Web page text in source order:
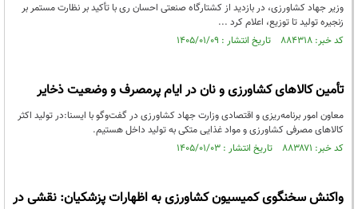
وزیر جهاد کشاورزی، در بازدید از کشتارگاه صنعتی احسان ری با تأکید بر نظارت مستمر بر
زنجیره تولید تا توزیع، اعلام کرد ...
کد خبر: ۸۸۴۳۱۸ تاریخ انتشار : ۱۴۰۵/۰۱/۰۹
تأمین کالاهای کشاورزی و نان در ایام پرمصرف و وضعیت ذخایر
معاون امور برنامه‌ریزی و اقتصادی وزارت جهاد کشاورزی در گفت‌وگو با ایسنا:در تولید اکثر
کالاهای مصرفی کشاورزی و مواد غذایی متکی به تولید داخل هستیم.
کد خبر: ۸۸۳۸۷۱ تاریخ انتشار : ۱۴۰۵/۰۱/۰۳
واکنش سخنگوی کمیسیون کشاورزی به اظهارات پزشکیان: نقشی در